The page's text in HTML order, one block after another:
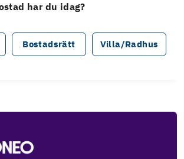
har du idag?
Bostadsrätt Villa/Radhus